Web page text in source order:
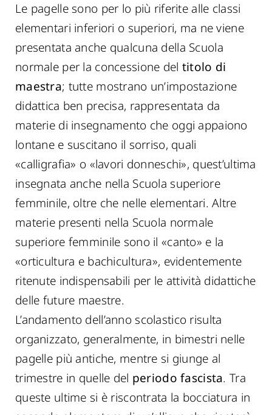
Le pagelle sono per lo più riferite alle classi
elementari inferiori o superiori, ma ne viene
presentata anche qualcuna della Scuola
normale per la concessione del titolo di
maestra; tutte mostrano un’impostazione
didattica ben precisa, rappresentata da
materie di insegnamento che oggi appaiono
lontane e suscitano il sorriso, quali
«calligrafia» o «lavori donneschi», quest’ultima
insegnata anche nella Scuola superiore
femminile, oltre che nelle elementari. Altre
materie presenti nella Scuola normale
superiore femminile sono il «canto» e la
«orticultura e bachicultura», evidentemente
ritenute indispensabili per le attività didattiche
delle future maestre.
L’andamento dell’anno scolastico risulta
organizzato, generalmente, in bimestri nelle
pagelle più antiche, mentre si giunge al
trimestre in quelle del periodo fascista. Tra
queste ultime si è riscontrata la bocciatura in